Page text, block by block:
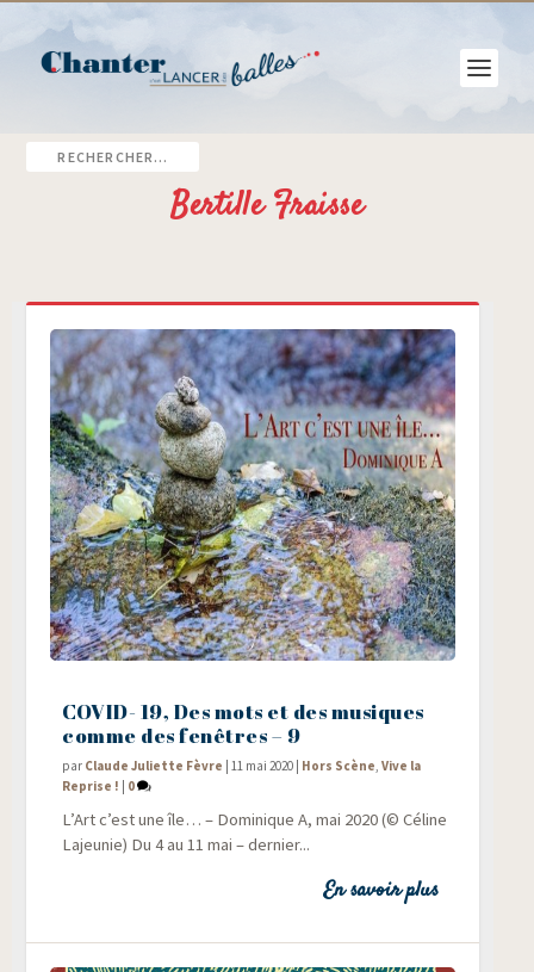
Bertille Fraisse
COVID- 19, Des mots et des musiques
comme des fenêtres – 9
par Claude Juliette Fèvre | 11 mai 2020 | Hors Scène ,Vive la
Reprise ! | 0
L’Art c’est une île… – Domi­nique A, mai 2020 (© Céline
Lajeunie) Du 4 au 11 mai – der­nier...
En savoir plus